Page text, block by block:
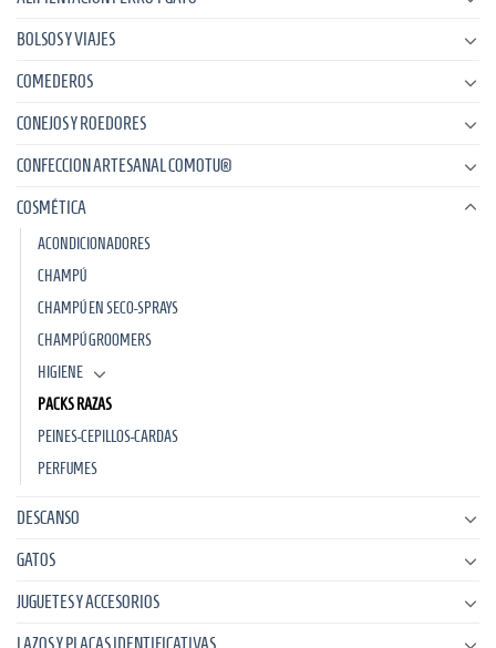
BOLSOS Y VIAJES
COMEDEROS
CONEJOS Y ROEDORES
CONFECCION ARTESANAL COMOTU®
COSMÉTICA
ACONDICIONADORES
CHAMPÚ
CHAMPÚ EN SECO-SPRAYS
CHAMPÚ GROOMERS
HIGIENE
PACKS RAZAS
PEINES-CEPILLOS-CARDAS
PERFUMES
DESCANSO
GATOS
JUGUETES Y ACCESORIOS